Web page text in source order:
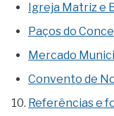
Igreja Matriz e
Paços do
Mercado
Convento de
Referências e